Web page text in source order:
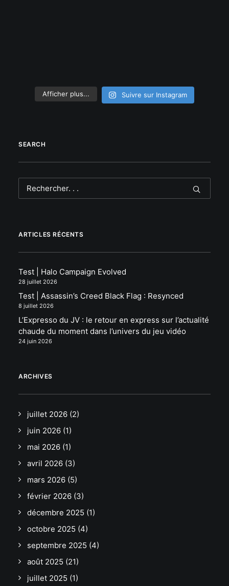
Afficher plus... Suivre sur Instagram
SEARCH
ARTICLES RÉCENTS
Test | Halo Campaign Evolved
28 juillet 2026
Test | Assassin’s Creed Black Flag : Resynced
8 juillet 2026
L’Expresso du JV : le retour en express sur l’actualité
chaude du moment dans l’univers du jeu vidéo
24 juin 2026
ARCHIVES
juillet 2026 (2)
juin 2026 (1)
mai 2026 (1)
avril 2026 (3)
mars 2026 (5)
février 2026 (3)
décembre 2025 (1)
octobre 2025 (4)
septembre 2025 (4)
août 2025 (21)
juillet 2025 (1)